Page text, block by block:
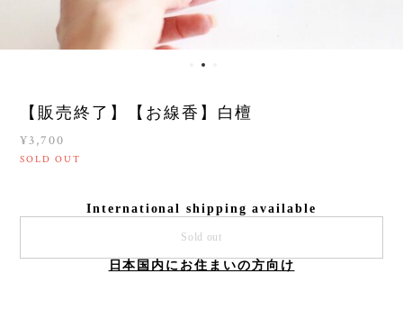
【販売終了】【お線香】白檀
¥3,700
SOLD OUT
International shipping available
Sold out
日本国内にお住まいの方向け